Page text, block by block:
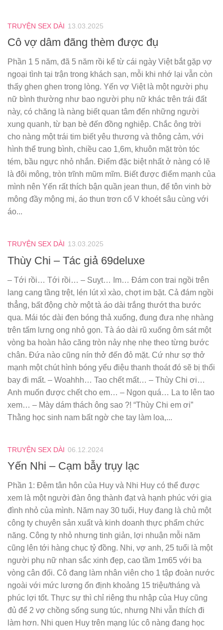
TRUYỆN SEX DÀI 13.03.2025
Cô vợ dâm đãng thèm được đụ
Phần 1 5 năm, đã 5 năm rồi kể từ cái ngày Việt bắt gặp vợ
ngoại tình tại trận trong khách sạn, mỗi khi nhớ lại vẫn còn
thấy ghen ghen trong lòng. Yến vợ Việt là một người phụ
nữ bình thường như bao người phụ nữ khác trên trái đất
này, có chăng là nàng biết quan tâm đến những người
xung quanh, từ bạn bè đến đồng nghiệp. Chắc ông trời
cho nàng một trái tim biết yêu thương và thông cảm, với
hình thể trung bình, chiều cao 1,6m, khuôn mặt tròn tóc
tém, bầu ngực nhỏ nhắn. Điểm đặc biệt nhất ở nàng có lẽ
là đôi mông, tròn trĩnh mũm mĩm. Biết được điểm mạnh của
mình nên Yến rất thích bận quần jean thun, để tôn vinh bờ
mông đầy mộng mị, áo thun trơn cổ V khoét sâu cùng với
áo...
TRUYỆN SEX DÀI 13.03.2025
Thùy Chi – Tác giả 69deluxe
– Tới rồi… Tới rồi… – Suỵt… Im… Đám con trai ngồi trên
lang cang tầng trệt, lén lút xì xào, chợt im bặt. Cả đám ngồi
thẳng, bất động chờ một tà áo dài trắng thướt tha bước
qua. Mái tóc dài đen bóng thả xuống, đung đưa nhẹ nhàng
trên tấm lưng ong nhỏ gọn. Tà áo dài rũ xuống ôm sát một
vòng ba hoàn hảo căng tròn nảy nhẹ nhẹ theo từng bước
chân. Đứa nào cũng nín thở đến đỏ mặt. Cứ như sợ thở
mạnh một chút hình bóng yểu điệu thanh thoát đó sẽ bị thổi
bay đi mất. – Woahhh… Tao chết mất… – Thùy Chi ơi…
Anh muốn được chết cho em… – Ngon quá… La to lên tao
xem… – Mày dám thách ông sao ?! “Thùy Chi em ơi”
Thằng học sinh nam bất ngờ che tay làm loa,...
TRUYỆN SEX DÀI 06.12.2024
Yến Nhi – Cạm bẫy trụy lạc
Phần 1: Đêm tân hôn của Huy và Nhi Huy có thể được
xem là một người đàn ông thành đạt và hạnh phúc với gia
đình nhỏ của mình. Năm nay 30 tuổi, Huy đang là chủ một
công ty chuyên sản xuất và kinh doanh thực phẩm chức
năng. Công ty nhỏ nhưng tinh giản, lợi nhuận mỗi năm
cũng lên tới hàng chục tỷ đồng. Nhi, vợ anh, 25 tuổi là một
người phụ nữ nhan sắc xinh đẹp, cao tầm 1m65 với ba
vòng cân đối. Cô đang làm nhân viên cho 1 tập đoàn nước
ngoài với mức lương ổn định khoảng 15 triệu/tháng và
phúc lợi tốt. Thực sự thì chỉ riêng thu nhập của Huy cũng
đủ để 2 vợ chồng sống sung túc, nhưng Nhi vẫn thích đi
làm hơn. Nhi quen Huy trên mạng lúc cô nàng đang học